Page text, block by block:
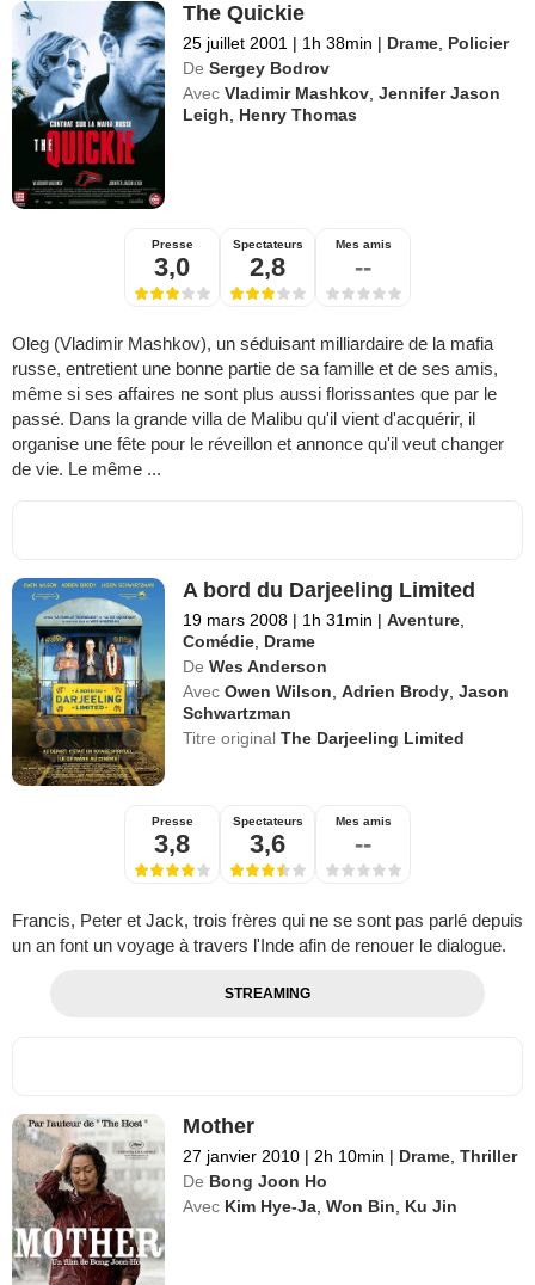
The Quickie
25 juillet 2001 | 1h 38min | Drame Policier
De Sergey Bodrov
Avec Vladimir Mashkov ,Jennifer Jason
Leigh
Henry Thomas
Presse
3,0
Spectateurs
2,8
Mes amis
--
Oleg (Vladimir Mashkov), un séduisant milliardaire de la mafia
russe, entretient une bonne partie de sa famille et de ses amis,
même si ses affaires ne sont plus aussi florissantes que par le
passé. Dans la grande villa de Malibu qu'il vient d'acquérir, il
organise une fête pour le réveillon et annonce qu'il veut changer
de vie. Le même ...
A bord du Darjeeling Limited
19 mars 2008 | 1h 31min | Aventure
Comédie Drame
De Wes Anderson
Avec Owen Wilson ,Adrien Brody ,Jason
Schwartzman
Titre originalThe Darjeeling Limited
Presse
3,8
Spectateurs
3,6
Mes amis
--
Francis, Peter et Jack, trois frères qui ne se sont pas parlé depuis
un an font un voyage à travers l'Inde afin de renouer le dialogue.
STREAMING
Mother
27 janvier 2010 | 2h 10min | Drame ,Thriller
De Bong Joon Ho
Avec Kim Hye-Ja ,Won Bin Ku Jin